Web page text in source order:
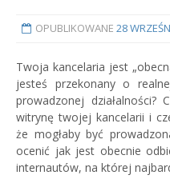
OPUBLIKOWANE 28
Twoja kancelaria jest
jesteś przekonany o
prowadzonej działalności?
witrynę twojej kancelarii i
że mogłaby być
ocenić jak jest obecnie
internautów, na której